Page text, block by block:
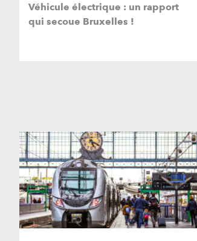
Véhicule électrique : un rapport
qui secoue Bruxelles !